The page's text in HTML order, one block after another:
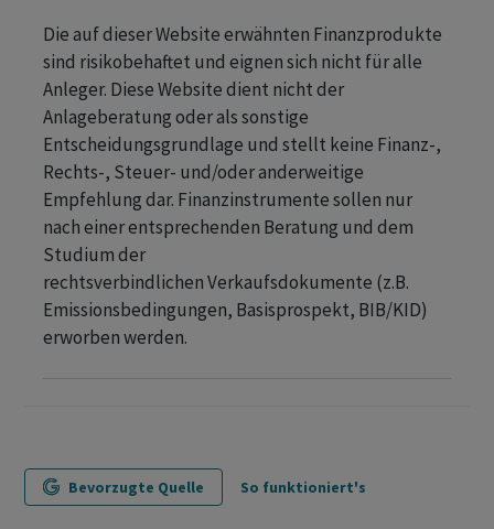
Die auf dieser Website erwähnten Finanzprodukte
sind risikobehaftet und eignen sich nicht für alle
Anleger. Diese Website dient nicht der
Anlageberatung oder als sonstige
Entscheidungsgrundlage und stellt keine Finanz-,
Rechts-, Steuer- und/oder anderweitige
Empfehlung dar. Finanzinstrumente sollen nur
nach einer entsprechenden Beratung und dem
Studium der
rechtsverbindlichen Verkaufsdokumente (z.B.
Emissionsbedingungen, Basisprospekt, BIB/KID)
erworben werden.
Bevorzugte Quelle So funktioniert's